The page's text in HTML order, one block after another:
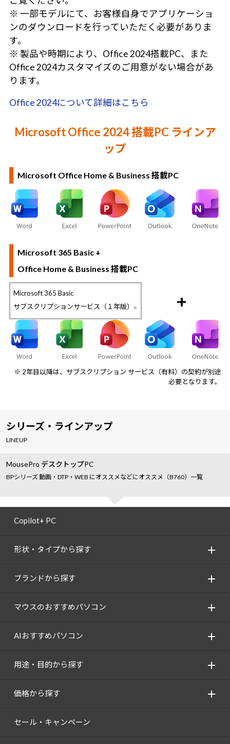
※ 一部モデルにて、お客様自身でアプリケーショ
ンのダウンロードを行っていただく必要がありま
す。
※ 製品や時期により、Office 2024搭載PC、また
Office 2024カスタマイズのご用意がない場合があ
ります。
Office 2024について詳細はこちら
Microsoft Office 2024 搭載PC ラインア
ップ
Microsoft Office Home & Business 搭載PC
Microsoft 365 Basic +
Office Home & Business 搭載PC
Microsoft 365 Basic
サブスクリプションサービス（１年版）
※ +
※ 2年目以降は、サブスクリプション サービス（有料）の契約が別途
必要となります。
シリーズ・ラインアップ
LINEUP
MousePro デスクトップPC
BPシリーズ 動画・DTP・WEB にオススメなどにオススメ（B760）一覧
Copilot+ PC
形状・タイプから探す
ブランドから探す
マウスのおすすめパソコン
AIおすすめパソコン
用途・目的から探す
価格から探す
セール・キャンペーン